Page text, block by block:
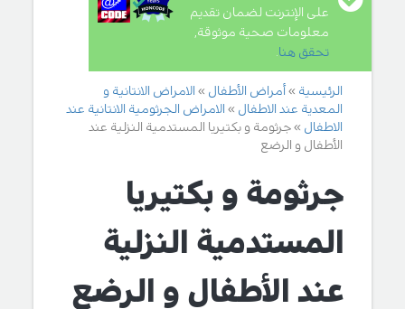
على الإنترنت لضمان تقديم
معلومات صحية موثوقة,
تحقق هنا
الرئيسية أمراض الأطفال
الامراض الانتانية و
المعدية عند الاطفال
الامراض الجرثومية الانتانية عند
الاطفال
جرثومة و بكتيريا المستدمية النزلية عند
الأطفال و الرضع
جرثومة و بكتيريا
المستدمية النزلية
عند الأطفال و الرضع